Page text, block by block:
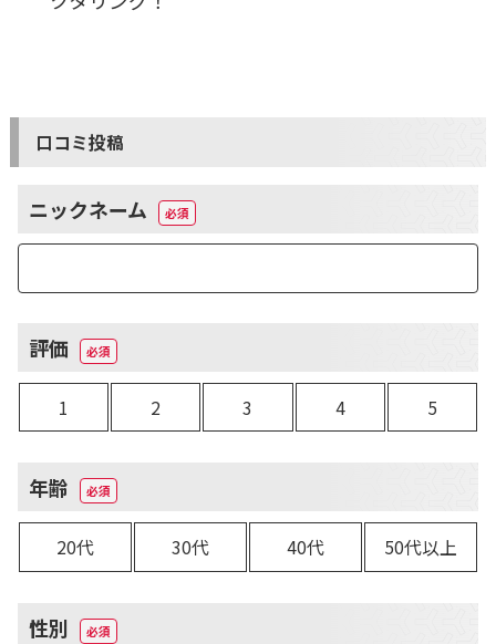
口コミ投稿
ニックネーム
評価
1 2 3 4 5
年齢
20代 30代 40代 50代以上
性別